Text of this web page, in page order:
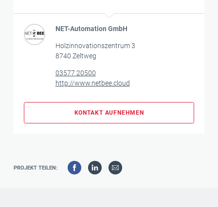
NET-Automation GmbH
Holzinnovationszentrum 3
8740 Zeltweg
03577 20500
http://www.netbee.cloud
KONTAKT AUFNEHMEN
PROJEKT TEILEN: